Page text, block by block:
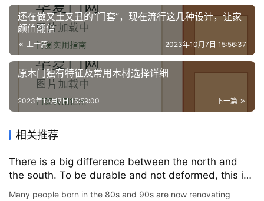
还在做又土又丑的“门套”，现在流行这几种设计，让家
颜值翻倍
上一篇 2023年10月7日 15:56:37
原木门独有特征及常用木材选择详细
下一篇
2023年10月7日 15:59:00
相关推荐
There is a big difference between the north and
the south. To be durable and not deformed, this is
how you should choose your bedroom door.
Many people born in the 80s and 90s are now renovating